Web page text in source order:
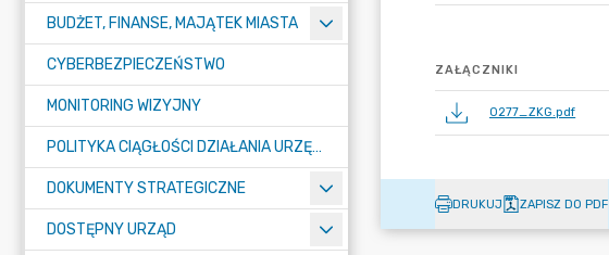
BUDŻET, FINANSE, MAJĄTEK MIASTA
CYBERBEZPIECZEŃSTWO
MONITORING WIZYJNY
POLITYKA CIĄGŁOŚCI DZIAŁANIA URZĘDU MIASTA ŻORY
DOKUMENTY STRATEGICZNE
DOSTĘPNY URZĄD
ZAŁĄCZNIKI
0277_ZKG.pdf
DRUKUJ ZAPISZ DO PDF